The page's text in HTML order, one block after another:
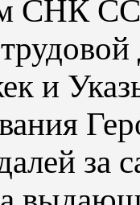
СНК
и
за